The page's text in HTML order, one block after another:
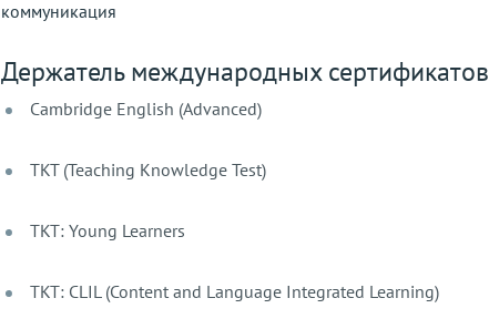
коммуникация
Держатель международных сертификатов
Cambridge English (Advanced)
TKT (Teaching Knowledge Test)
TKT: Young Learners
TKT: CLIL (Content and Language Integrated Learning)